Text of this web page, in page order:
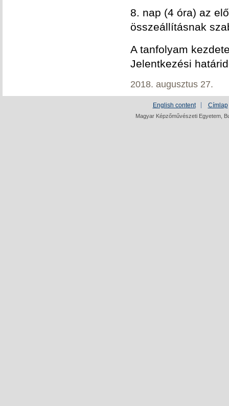
8. nap (4 óra) az
összeállításnak
A tanfolyam
Jelentkezési
2018. augusztus 27.
English content Címlap
Magyar Képzőművészeti Egyetem,